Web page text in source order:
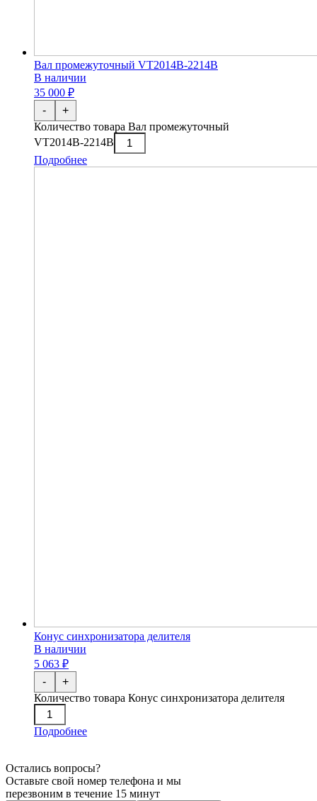
Вал промежуточный VT2014В-2214В
В наличии
35 000 ₽
-
Количество товара Вал промежуточный
VT2014В-2214В
+
Подробнее
Конус синхронизатора делителя
В наличии
5 063 ₽
-
Количество товара Конус синхронизатора делителя
+
Подробнее
Остались вопросы?
Оставьте свой номер телефона и мы
перезвоним в течение 15 минут